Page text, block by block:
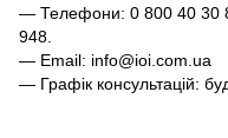
— Телефони: 0 800 40 30
948.
— Email: info@ioi.com.ua
— Графік консультацій: